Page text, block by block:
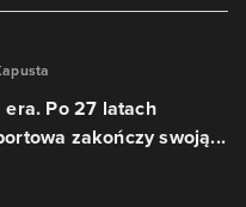
era. Po 27 latach
zakończy swoją...